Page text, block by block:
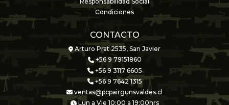
Condiciones
CONTACTO
Arturo Prat 2535, San Javier
+56 9 79151860
+56 9 3117 6605
+56 9 7642 1315
ventas@pcpairgunsvaldes.cl
Lun a Vie 10:00 a 19:00hrs